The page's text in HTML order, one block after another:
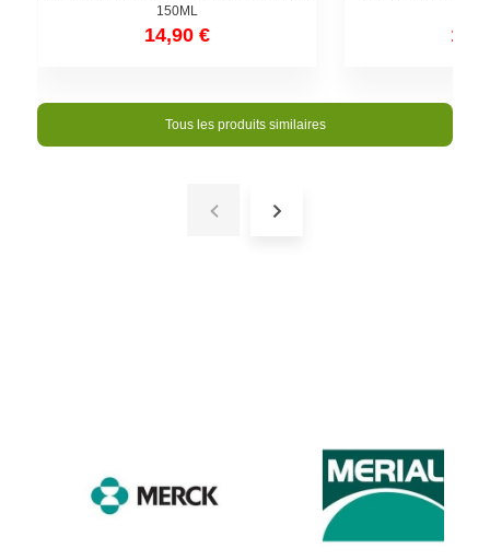
150ML
14,90 €
Tous les produits similaires